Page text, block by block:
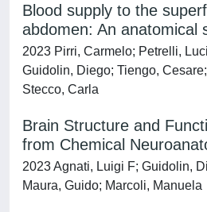
Blood supply to the
abdomen: An anatomical
2023 Pirri, Carmelo; Petrelli,
Guidolin, Diego; Tiengo,
Stecco, Carla
Brain Structure and
from Chemical
2023 Agnati, Luigi F; Guidolin,
Maura, Guido; Marcoli, Manuela